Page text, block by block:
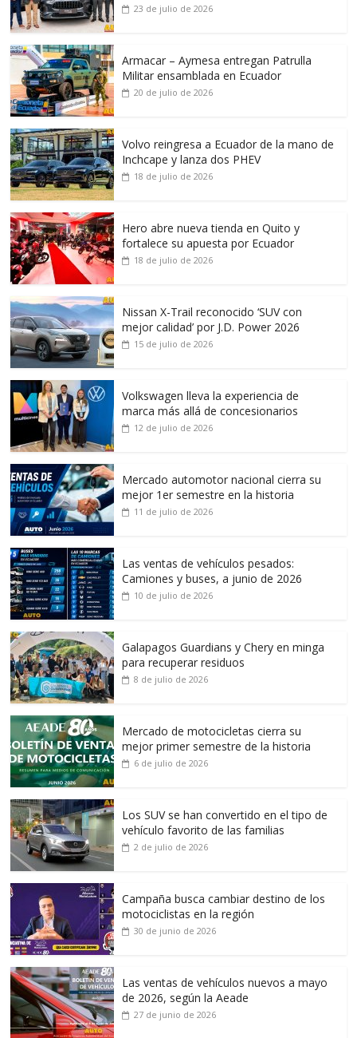
23 de julio de 2026
Armacar – Aymesa entregan Patrulla
Militar ensamblada en Ecuador
20 de julio de 2026
Volvo reingresa a Ecuador de la mano de
Inchcape y lanza dos PHEV
18 de julio de 2026
Hero abre nueva tienda en Quito y
fortalece su apuesta por Ecuador
18 de julio de 2026
Nissan X-Trail reconocido ‘SUV con
mejor calidad’ por J.D. Power 2026
15 de julio de 2026
Volkswagen lleva la experiencia de
marca más allá de concesionarios
12 de julio de 2026
Mercado automotor nacional cierra su
mejor 1er semestre en la historia
11 de julio de 2026
Las ventas de vehículos pesados:
Camiones y buses, a junio de 2026
10 de julio de 2026
Galapagos Guardians y Chery en minga
para recuperar residuos
8 de julio de 2026
Mercado de motocicletas cierra su
mejor primer semestre de la historia
6 de julio de 2026
Los SUV se han convertido en el tipo de
vehículo favorito de las familias
2 de julio de 2026
Campaña busca cambiar destino de los
motociclistas en la región
30 de junio de 2026
Las ventas de vehículos nuevos a mayo
de 2026, según la Aeade
27 de junio de 2026